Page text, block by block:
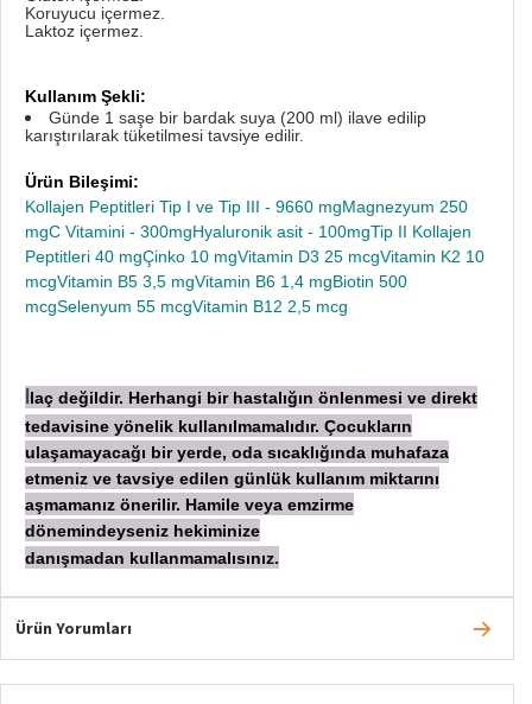
Koruyucu içermez.
Laktoz içermez.
Kullanım Şekli:
Günde 1 saşe bir bardak suya (200 ml) ilave edilip
karıştırılarak tüketilmesi tavsiye edilir.
Ürün Bileşimi:
Kollajen Peptitleri Tip I ve Tip III - 9660 mgMagnezyum 250
mgC Vitamini - 300mgHyaluronik asit - 100mgTip II Kollajen
Peptitleri 40 mgÇinko 10 mgVitamin D3 25 mcgVitamin K2 10
mcgVitamin B5 3,5 mgVitamin B6 1,4 mgBiotin 500
mcgSelenyum 55 mcgVitamin B12 2,5 mcg
laç değildir. Herhangi bir hastalığın önlenmesi ve direkt
tedavisine yönelik kullanılmamalıdır. Çocukların
ulaşamayacağı bir yerde, oda sıcaklığında muhafaza
etmeniz ve tavsiye edilen günlük kullanım miktarını
aşmamanız önerilir. Hamile veya emzirme
dönemindeyseniz hekiminize
danışmadan kullanmamalısınız.
Ürün Yorumları